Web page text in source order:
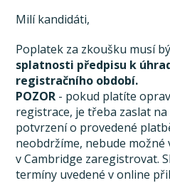
Milí kandidáti,
Poplatek za zkoušku musí
splatnosti předpisu k
registračního období.
POZOR - pokud platíte
registrace, je třeba zaslat na
potvrzení o provedené
neobdržíme, nebude možné
v Cambridge zaregistrovat.
termíny uvedené v online